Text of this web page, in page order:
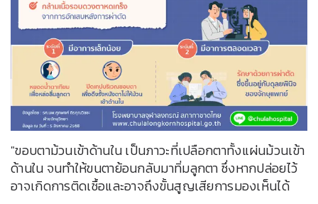
"ขอบตาม้วนเข้าด้านใน เป็นภาวะที่เปลือกตาทั้งแผ่นม้วนเข้า
ด้านใน จนทำให้ขนตาย้อนกลับมาทิ่มลูกตา ซึ่งหากปล่อยไว้
อาจเกิดการติดเชื้อและอาจถึงขั้นสูญเสียการมองเห็นได้